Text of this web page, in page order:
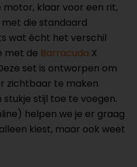
motor, klaar voor een rit,
die standaard
wat écht het verschil
met de Barracuda X
set is ontworpen om
zichtbaar te maken
stijl toe te voegen.
helpen we je er graag
kiest, maar ook weet